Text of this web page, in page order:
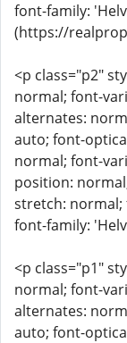
font-family:
(https://
<p class="p2"
normal; font-
alternates:
auto; font-
normal; font-
position:
stretch: normal;
font-family:
<p class="p1"
normal; font-
alternates:
auto; font-